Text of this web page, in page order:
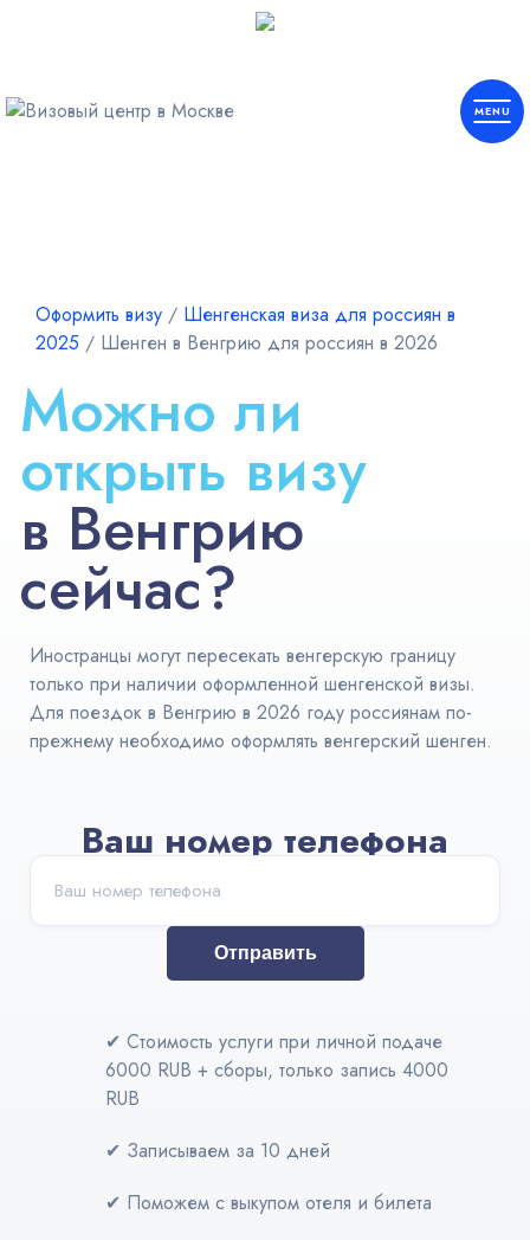
Оформить визу ∕ Шенгенская виза для россиян в
2025 ∕ Шенген в Венгрию для россиян в 2026
Можно ли
открыть визу
в Венгрию
сейчас?
Иностранцы могут пересекать венгерскую границу
только при наличии оформленной шенгенской визы.
Для поездок в Венгрию в 2026 году россиянам по-
прежнему необходимо оформлять венгерский шенген.
Ваш номер телефона
Отправить
✔ Стоимость услуги при личной подаче
6000 RUB + сборы, только запись 4000
RUB
✔ Записываем за 10 дней
✔ Поможем с выкупом отеля и билета
Америка
Азия
Африка
Австралия
легализация